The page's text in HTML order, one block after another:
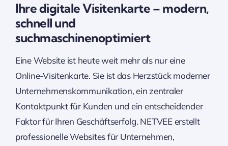
Ihre digitale Visitenkarte – modern,
schnell und
suchmaschinenoptimiert
Eine Website ist heute weit mehr als nur eine
Online-Visitenkarte. Sie ist das Herzstück moderner
Unternehmenskommunikation, ein zentraler
Kontaktpunkt für Kunden und ein entscheidender
Faktor für Ihren Geschäftserfolg. NETVEE erstellt
professionelle Websites für Unternehmen,